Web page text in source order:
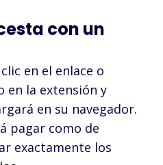
con un
en el enlace o
en la extensión y
en su navegador.
pagar como de
exactamente los